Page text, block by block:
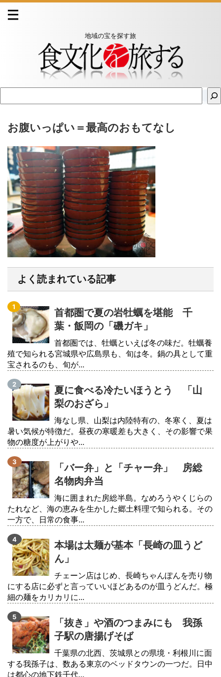
地域の宝を探す旅
お腹いっぱい＝最高のおもてなし
よく読まれている記事
首都圏で夏の岩牡蠣を堪能 千
葉・飯岡の「磯ガキ」
首都圏では、牡蠣といえば冬の味だ。牡蠣養
殖で知られる宮城県や広島県も、旬は冬。鍋の具として重
宝されるのも、旬が...
夏に食べる冷たいほうとう 「山
梨のおざら」
海なし県、山梨は内陸特有の、冬寒く、夏は
暑い気候が特徴だ。昼夜の寒暖差も大きく、その影響で果
物の糖度が上がりや...
「バー弁」と「チャー弁」 房総
名物肉弁当
海に囲まれた房総半島。なめろうやくじらの
たれなど、海の恵みを生かした郷土料理で知られる。その
一方で、日常の食事...
本場は太麺が基本「長崎の皿うど
ん」
チェーン店はじめ、長崎ちゃんぽんを売り物
にする店に必ずと言っていいほどあるのが皿うどんだ。極
細の麺をカリカリに...
「抜き」や酒のつまみにも 我孫
子駅の唐揚げそば
千葉県の北西、茨城県との県境・利根川に面
する我孫子は、数ある東京のベッドタウンの一つだ。日中
は都心の地下鉄千代...